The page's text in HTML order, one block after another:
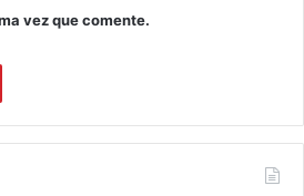
vez que comente.